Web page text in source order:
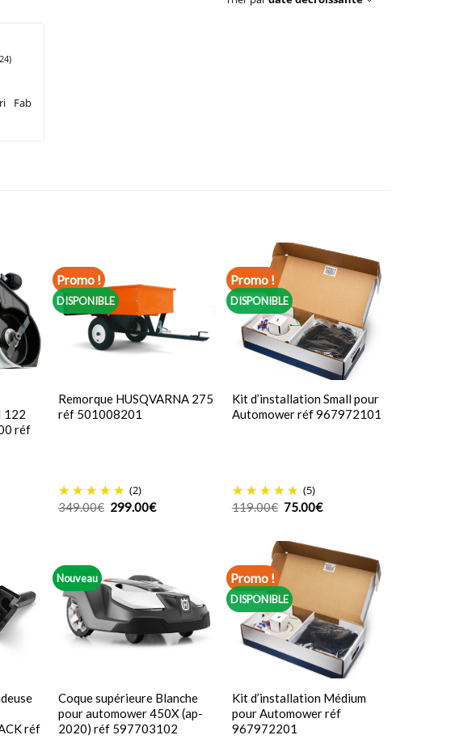
Fab
122
réf
Promo !
DISPONIBLE
Remorque HUSQVARNA 275
réf 501008201
(2)
349.00€ Le
299.00€Le
Promo !
DISPONIBLE
Kit d’installation Small pour
Automower réf 967972101
(5)
119.00€ Le
était :
119.00€.
75.00€Le
75.00€.
réf
Nouveau
Coque supérieure Blanche
pour automower 450X (ap-
2020) réf 597703102
Promo !
DISPONIBLE
Kit d’installation Médium
pour Automower réf
967972201